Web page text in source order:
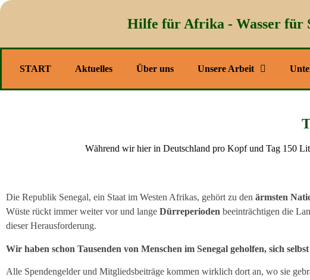
Hilfe für Afrika - Wasser für
START Aktuelles Über uns Unsere Arbeit
Während wir hier in Deutschland pro Kopf und Tag 150
Die Republik Senegal, ein Staat im Westen Afrikas, gehört zu den ärmsten
Wüste rückt immer weiter vor und lange Dürreperioden beeinträchtigen die
dieser Herausforderung.
Wir haben schon Tausenden von Menschen im Senegal geholfen, sich
Alle Spendengelder und Mitgliedsbeiträge kommen wirklich dort an, wo sie